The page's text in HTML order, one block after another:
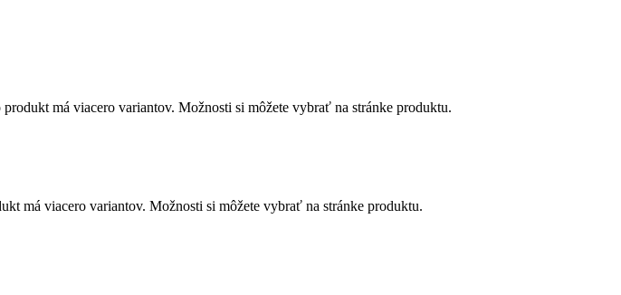
produkt má viacero variantov. Možnosti si môžete vybrať na stránke produktu.
má viacero variantov. Možnosti si môžete vybrať na stránke produktu.